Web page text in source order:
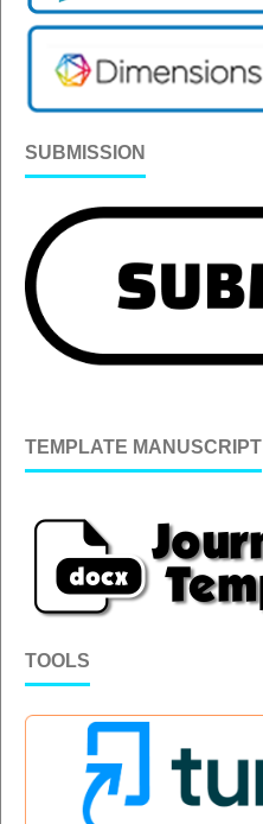
SUBMISSION
TEMPLATE MANUSCRIPT
TOOLS